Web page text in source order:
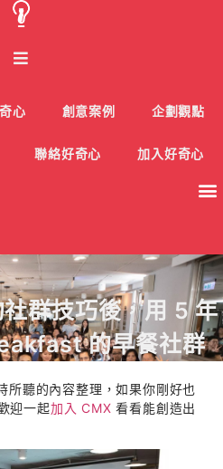
心 創意案例 企劃觀點
聯絡好奇心 加入好奇心
群技巧後，用 5 年
的早餐社群
所聽的內容整理，如果你剛好也
迎一起加入 CMX 看看能創造出